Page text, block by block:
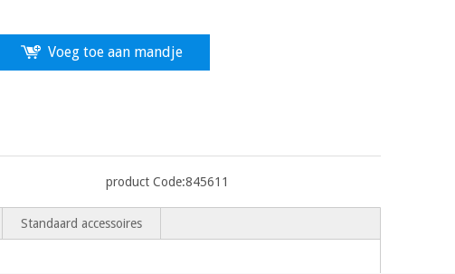
Voeg toe aan mandje
product Code:845611
Standaard accessoires